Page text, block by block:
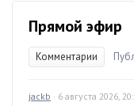
Прямой эфир
Комментарии
jackb · 6 августа 2026,